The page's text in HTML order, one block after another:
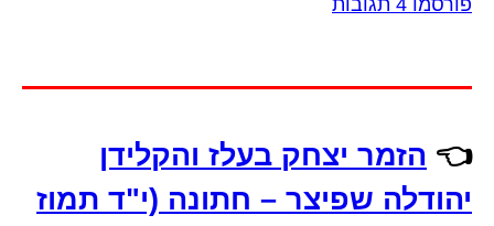
פורסמו 4 תגובות
👈 הזמר יצחק בעלז והקלידן
יהודלה שפיצר – חתונה (י"ד תמוז